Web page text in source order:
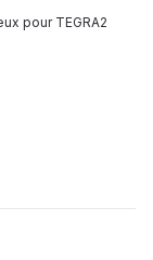
pour TEGRA2